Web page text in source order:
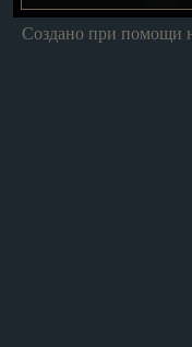
Создано при помощи